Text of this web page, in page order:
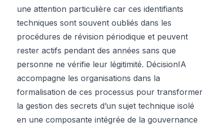
une attention particulière car ces identifiants
techniques sont souvent oubliés dans les
procédures de révision périodique et peuvent
rester actifs pendant des années sans que
personne ne vérifie leur légitimité. DécisionIA
accompagne les organisations dans la
formalisation de ces processus pour transformer
la gestion des secrets d’un sujet technique isolé
en une composante intégrée de la gouvernance